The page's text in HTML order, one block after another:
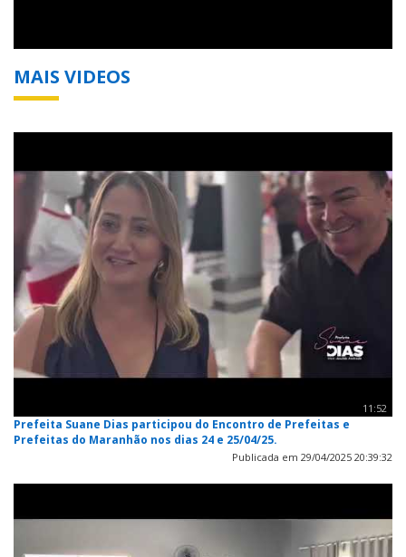
MAIS VIDEOS
11:52
Prefeita Suane Dias participou do Encontro de Prefeitas e
Prefeitas do Maranhão nos dias 24 e 25/04/25.
Publicada em 29/04/2025 20:39:32